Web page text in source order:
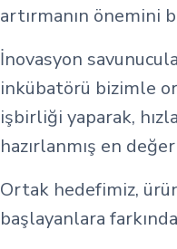
artırmanın önemini
İnovasyon
inkübatörü bizimle
işbirliği yaparak,
hazırlanmış en
Ortak hedefimiz,
başlayanlara